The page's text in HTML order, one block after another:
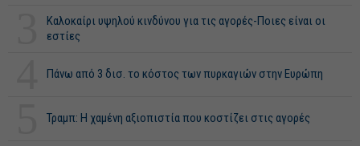
Καλοκαίρι υψηλού κινδύνου για τις αγορές-Ποιες είναι οι
εστίες
Πάνω από 3 δισ. το κόστος των πυρκαγιών στην Ευρώπη
Τραμπ: Η χαμένη αξιοπιστία που κοστίζει στις αγορές